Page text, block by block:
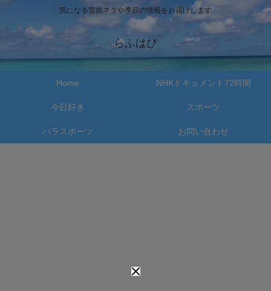
気になる芸能ネタや季節の情報をお届けします
らふはぴ
Home NHKドキュメント72時間
今日好き スポーツ
パラスポーツ お問い合わせ